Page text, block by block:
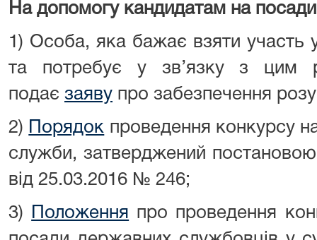
На допомогу кандидатам на
1) Особа, яка бажає взяти участь у
та потребує у зв’язку з цим
подає заяву про забезпечення
2)
Порядок проведення конкурсу
служби, затверджений постановою
від 25.03.2016 № 246;
3)
Положення про проведення